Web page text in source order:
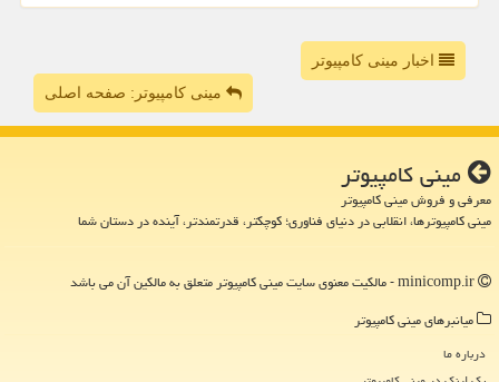
اخبار مینی کامپیوتر
مینی کامپیوتر: صفحه اصلی
مینی كامپیوتر
معرفی و فروش مینی کامپیوتر
مینی کامپیوترها، انقلابی در دنیای فناوری؛ کوچکتر، قدرتمندتر، آینده در دستان شما
میانبرهای مینی كامپیوتر
درباره ما